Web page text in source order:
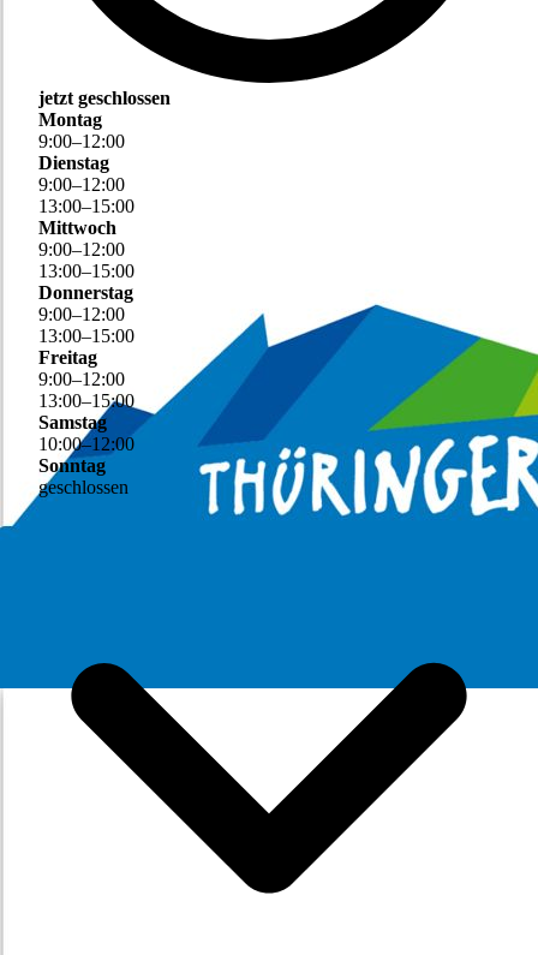
jetzt geschlossen
Montag
9:00–12:00
Dienstag
9:00–12:00
13:00–15:00
Mittwoch
9:00–12:00
13:00–15:00
Donnerstag
9:00–12:00
13:00–15:00
Freitag
9:00–12:00
13:00–15:00
Samstag
10:00–12:00
Sonntag
geschlossen